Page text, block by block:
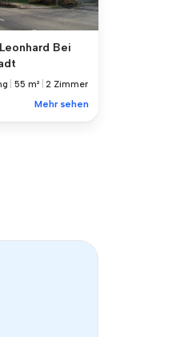
Bei
|55 m² |2 Zimmer
Mehr sehen